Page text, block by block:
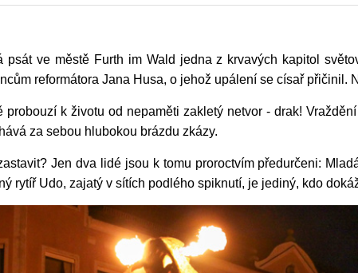
psát ve městě Furth im Wald jedna z krvavých kapitol
reformátora Jana Husa, o jehož upálení se císař přičinil.
probouzí k životu od nepaměti zakletý netvor - drak!
za sebou hlubokou brázdu zkázy.
Jen dva lidé jsou k tomu proroctvím předurčeni:
rytíř Udo, zajatý v sítích podlého spiknutí, je jediný, kdo